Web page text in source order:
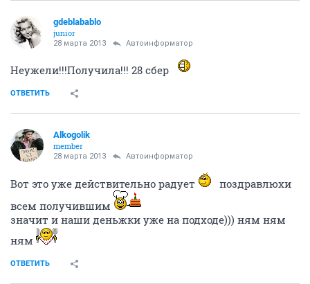
gdeblabablo
junior
28 марта 2013 Автоинформатор
Неужели!!!Получила!!! 28 сбер
ОТВЕТИТЬ
Alkogolik
member
28 марта 2013 Автоинформатор
Вот это уже действительно радует
поздравлюхи
всем получившим
значит и наши деньжки уже на подходе))) ням ням
ням
ОТВЕТИТЬ